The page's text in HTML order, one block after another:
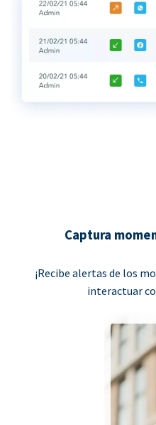
Captura
¡Recibe alertas de los
interactuar